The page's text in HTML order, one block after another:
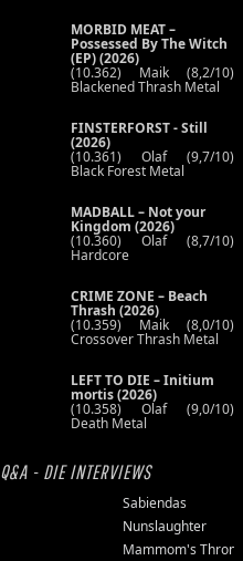
MORBID MEAT –
Possessed By The Witch
(EP) (2026)
(10.362) Maik (8,2/10)
Blackened Thrash Metal
FINSTERFORST - Still
(2026)
(10.361) Olaf (9,7/10)
Black Forest Metal
MADBALL – Not your
Kingdom (2026)
(10.360) Olaf (8,7/10)
Hardcore
CRIME ZONE – Beach
Thrash (2026)
(10.359) Maik (8,0/10)
Crossover Thrash Metal
LEFT TO DIE – Initium
mortis (2026)
(10.358) Olaf (9,0/10)
Death Metal
Q&A - DIE INTERVIEWS
Sabiendas
Nunslaughter
Mammom's Throne